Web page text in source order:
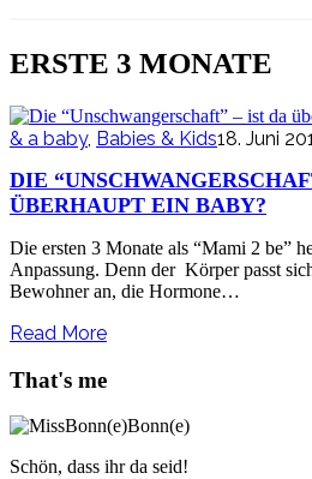
ERSTE 3 MONATE
& a baby, Babies & Kids18. Juni
DIE
ÜBERHAUPT EIN BABY?
Die ersten 3 Monate als “Mami 2 be”
Anpassung. Denn der Körper passt
Bewohner an, die Hormone…
Read More
That's me
Schön, dass ihr da seid!